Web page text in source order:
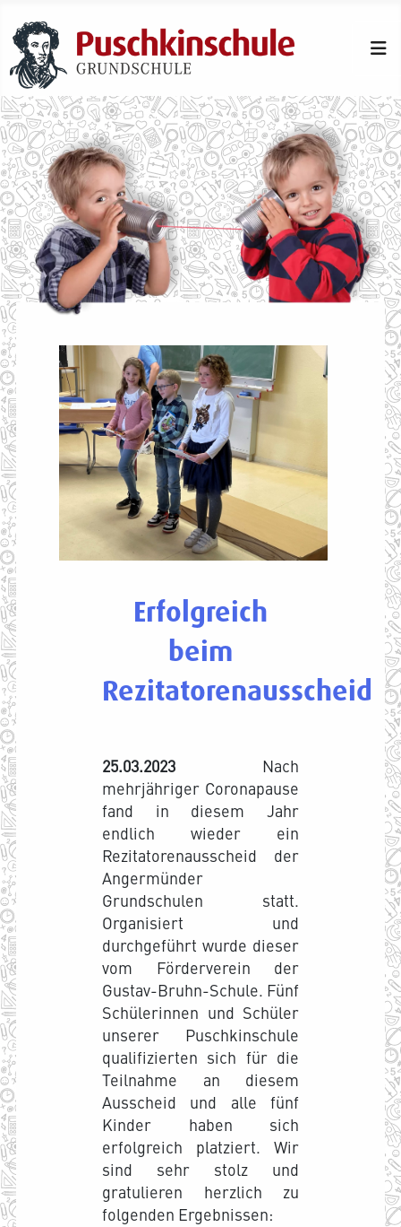
Erfolgreich
beim
Rezitatorenausscheid
25.03.2023 Nach
mehrjähriger Coronapause
fand in diesem Jahr
endlich wieder ein
Rezitatorenausscheid der
Angermünder
Grundschulen statt.
Organisiert und
durchgeführt wurde dieser
vom Förderverein der
Gustav-Bruhn-Schule. Fünf
Schülerinnen und Schüler
unserer Puschkinschule
qualifizierten sich für die
Teilnahme an diesem
Ausscheid und alle fünf
Kinder haben sich
erfolgreich platziert. Wir
sind sehr stolz und
gratulieren herzlich zu
folgenden Ergebnissen: